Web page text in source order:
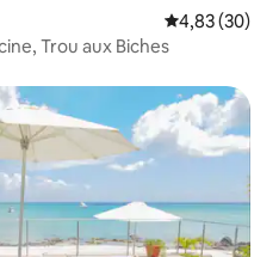
Évaluation
4,83 (30)
Trou aux Biches